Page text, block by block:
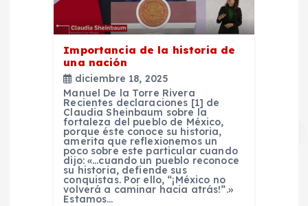
Importancia de la historia de
una nación
diciembre 18, 2025
Manuel De la Torre Rivera
Recientes declaraciones [1] de
Claudia Sheinbaum sobre la
fortaleza del pueblo de México,
porque éste conoce su historia,
amerita que reflexionemos un
poco sobre este particular cuando
dijo: «…cuando un pueblo reconoce
su historia, defiende sus
conquistas. Por ello, “¡México no
volverá a caminar hacia atrás!”.»
Estamos…